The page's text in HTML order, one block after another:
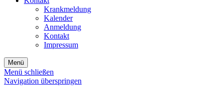
Krankmeldung
Kalender
Anmeldung
Kontakt
Impressum
Menü
Menü schließen
Navigation überspringen